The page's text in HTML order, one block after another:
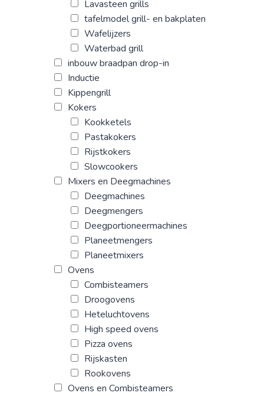
Lavasteen grills
tafelmodel grill- en bakplaten
Wafelijzers
Waterbad grill
inbouw braadpan drop-in
Inductie
Kippengrill
Kokers
Kookketels
Pastakokers
Rijstkokers
Slowcookers
Mixers en Deegmachines
Deegmachines
Deegmengers
Deegportioneermachines
Planeetmengers
Planeetmixers
Ovens
Combisteamers
Droogovens
Heteluchtovens
High speed ovens
Pizza ovens
Rijskasten
Rookovens
Ovens en Combisteamers